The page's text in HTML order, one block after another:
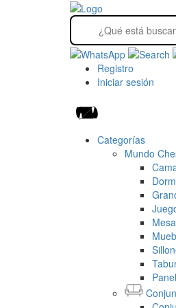
Registro
Iniciar sesión
Categorías
Mundo